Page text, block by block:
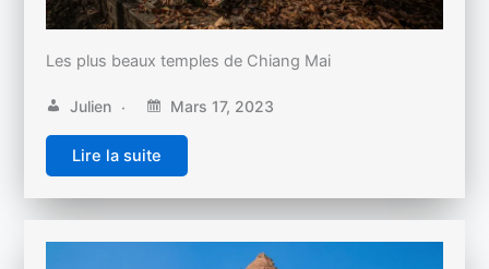
Les plus beaux temples de Chiang Mai
Julien Mars 17, 2023
Lire la suite